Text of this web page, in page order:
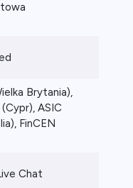
Brytania),
ASIC
FinCEN
Chat